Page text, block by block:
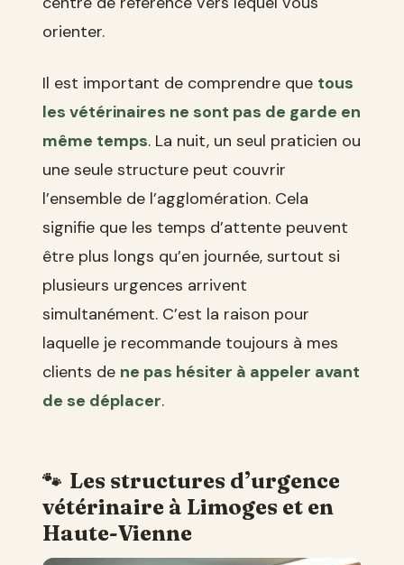
orienter.
Il est important de comprendre que tous
les vétérinaires ne sont pas de garde en
même temps. La nuit, un seul praticien ou
une seule structure peut couvrir
l’ensemble de l’agglomération. Cela
signifie que les temps d’attente peuvent
être plus longs qu’en journée, surtout si
plusieurs urgences arrivent
simultanément. C’est la raison pour
laquelle je recommande toujours à mes
clients de ne pas hésiter à appeler avant
de se déplacer.
Les structures d’urgence
vétérinaire à Limoges et en
Haute-Vienne